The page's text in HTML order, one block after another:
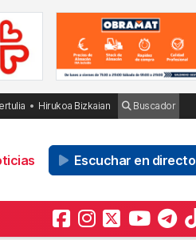
Hirukoa Bizkaian Buscador
Escuchar en directo